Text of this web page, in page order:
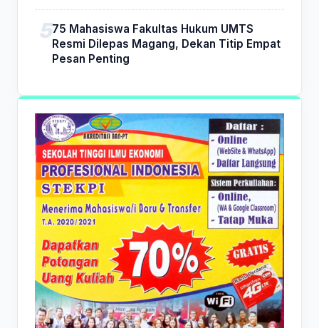
75 Mahasiswa Fakultas Hukum UMTS
Resmi Dilepas Magang, Dekan Titip Empat
Pesan Penting